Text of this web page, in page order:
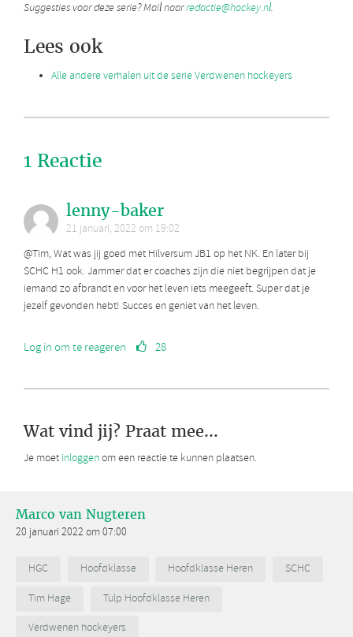
Suggesties voor deze serie? Mail naarredactie@hockey.nl.
Lees ook
Alle andere verhalen uit de serie Verdwenen hockeyers
1 Reactie
lenny-baker
21 januari, 2022 om 19:02
@Tim, Wat was jij goed met Hilversum JB1 op het NK. En later bij
SCHC H1 ook. Jammer dat er coaches zijn die niet begrijpen dat je
iemand zo afbrandt en voor het leven iets meegeeft. Super dat je
jezelf gevonden hebt! Succes en geniet van het leven.
Log in om te reageren 28
Wat vind jij? Praat mee...
Je moet inloggenom een reactie te kunnen plaatsen.
Marco van Nugteren
20 januari 2022 om 07:00
HGC Hoofdklasse Hoofdklasse Heren
SCHC
Tim Hage
Tulp Hoofdklasse Heren
Verdwenen hockeyers